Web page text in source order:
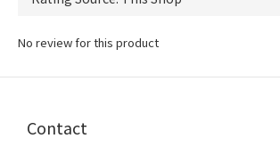
No review for this product
Contact